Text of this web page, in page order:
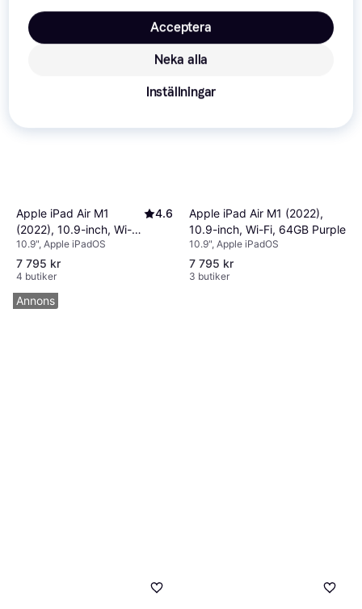
Apple iPad Air M1
(2022), 10.9-inch, Wi-Fi,
64GB Blue
4.6
10.9", Apple iPadOS
7 795 kr
4 butiker
Apple iPad Air M1 (2022),
10.9-inch, Wi-Fi, 64GB Purple
10.9", Apple iPadOS
7 795 kr
3 butiker
Annons
Neka alla
Acceptera
Inställningar